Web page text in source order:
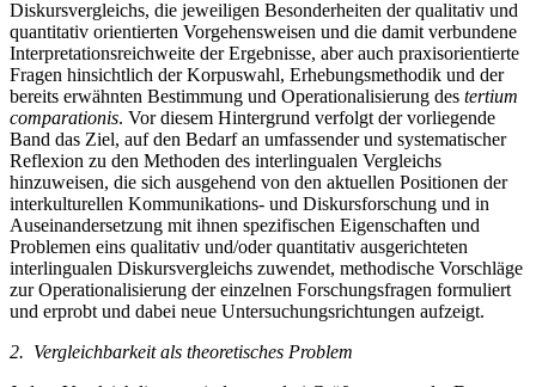
Diskursvergleichs, die jeweiligen Besonderheiten der qualitativ und
quantitativ orientierten Vorgehensweisen und die damit verbundene
Interpretationsreichweite der Ergebnisse, aber auch praxisorientierte
Fragen hinsichtlich der Korpuswahl, Erhebungsmethodik und der
bereits erwähnten Bestimmung und Operationalisierung des tertium
comparationis. Vor diesem Hintergrund verfolgt der vorliegende
Band das Ziel, auf den Bedarf an umfassender und systematischer
Reflexion zu den Methoden des interlingualen Vergleichs
hinzuweisen, die sich ausgehend von den aktuellen Positionen der
interkulturellen Kommunikations- und Diskursforschung und in
Auseinandersetzung mit ihnen spezifischen Eigenschaften und
Problemen eins qualitativ und/oder quantitativ ausgerichteten
interlingualen Diskursvergleichs zuwendet, methodische Vorschläge
zur Operationalisierung der einzelnen Forschungsfragen formuliert
und erprobt und dabei neue Untersuchungsrichtungen aufzeigt.
2. Vergleichbarkeit als theoretisches Problem